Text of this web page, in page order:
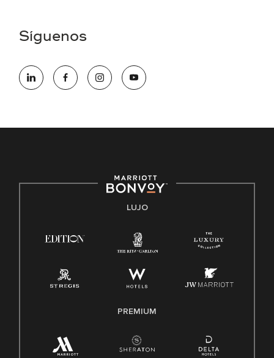
electrónico hqaffirmativeaction@marriott.com
oportunidades que se compromete a contratar una fuerza
de trabajo diversa y a mantener una cultura inclusiva.
Derecho a trabajar inglés/español
Conozca sus derechos
Ley de licencia familiar y médica (FMLA)
Síguenos
LUJO
PREMIUM